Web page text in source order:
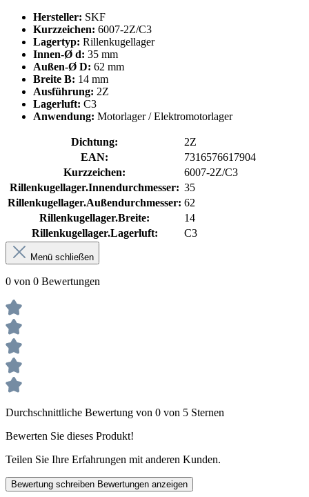
Hersteller: SKF
Kurzzeichen: 6007-2Z/C3
Lagertyp: Rillenkugellager
Innen-Ø d: 35 mm
Außen-Ø D: 62 mm
Breite B: 14 mm
Ausführung: 2Z
Lagerluft: C3
Anwendung: Motorlager / Elektromotorlager
Dichtung:
2Z
EAN:
7316576617904
Kurzzeichen:
6007-2Z/C3
Rillenkugellager.Innendurchmesser: 35
Rillenkugellager.Außendurchmesser: 62
Rillenkugellager.Breite:
14
Rillenkugellager.Lagerluft:
C3
Menü schließen
0 von 0 Bewertungen
Durchschnittliche Bewertung von 0 von 5 Sternen
Bewerten Sie dieses Produkt!
Teilen Sie Ihre Erfahrungen mit anderen Kunden.
Bewertung schreiben Bewertungen anzeigen